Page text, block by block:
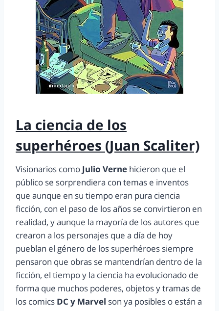
La ciencia de los
superhéroes (Juan Scaliter)
Visionarios como Julio Verne hicieron que el
público se sorprendiera con temas e inventos
que aunque en su tiempo eran pura ciencia
ficción, con el paso de los años se convirtieron en
realidad, y aunque la mayoría de los autores que
crearon a los personajes que a día de hoy
pueblan el género de los superhéroes siempre
pensaron que obras se mantendrían dentro de la
ficción, el tiempo y la ciencia ha evolucionado de
forma que muchos poderes, objetos y tramas de
los comics DC y Marvel son ya posibles o están a